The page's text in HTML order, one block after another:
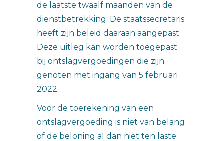
de laatste twaalf maanden van de
dienstbetrekking. De staatssecretaris
heeft zijn beleid daaraan aangepast.
Deze uitleg kan worden toegepast
bij ontslagvergoedingen die zijn
genoten met ingang van 5 februari
2022.
Voor de toerekening van een
ontslagvergoeding is niet van belang
of de beloning al dan niet ten laste